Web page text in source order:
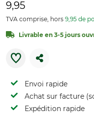
9,95
TVA comprise, hors 9,95 de
Livrable en 3-5 jours
Envoi rapide
Achat sur facture
Expédition rapide